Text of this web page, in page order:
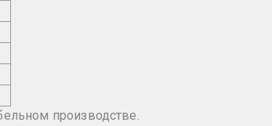
производстве.